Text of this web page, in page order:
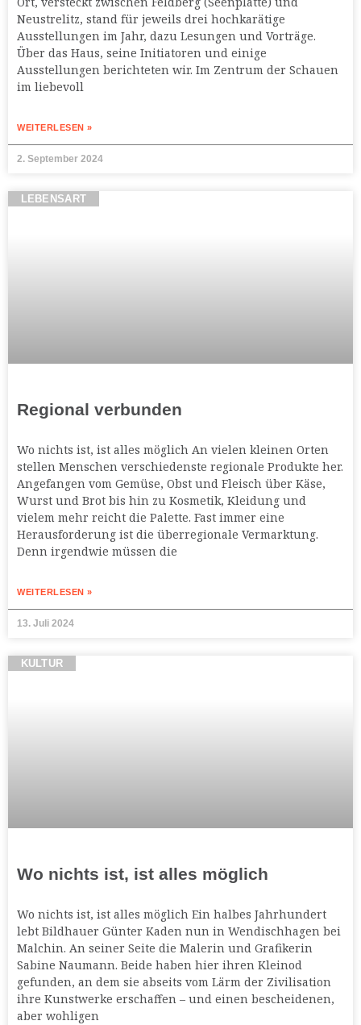
Neustrelitz, stand für jeweils drei hochkarätige
Ausstellungen im Jahr, dazu Lesungen und Vorträge.
Über das Haus, seine Initiatoren und einige
Ausstellungen berichteten wir. Im Zentrum der Schauen
im liebevoll
WEITERLESEN »
2. September 2024
LEBENSART
Regional verbunden
Wo nichts ist, ist alles möglich An vielen kleinen Orten
stellen Menschen verschiedenste regionale Produkte her.
Angefangen vom Gemüse, Obst und Fleisch über Käse,
Wurst und Brot bis hin zu Kosmetik, Kleidung und
vielem mehr reicht die Palette. Fast immer eine
Herausforderung ist die überregionale Vermarktung.
Denn irgendwie müssen die
WEITERLESEN »
13. Juli 2024
KULTUR
Wo nichts ist, ist alles möglich
Wo nichts ist, ist alles möglich Ein halbes Jahrhundert
lebt Bildhauer Günter Kaden nun in Wendischhagen bei
Malchin. An seiner Seite die Malerin und Grafikerin
Sabine Naumann. Beide haben hier ihren Kleinod
gefunden, an dem sie abseits vom Lärm der Zivilisation
ihre Kunstwerke erschaffen – und einen bescheidenen,
aber wohligen